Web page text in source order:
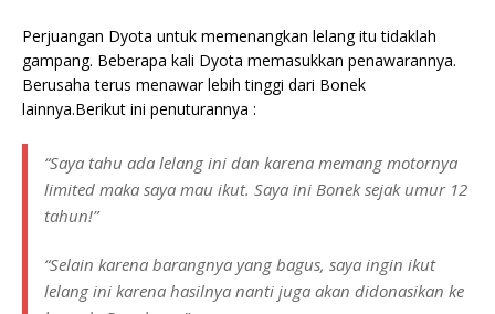
Perjuangan Dyota untuk memenangkan lelang itu tidaklah
gampang. Beberapa kali Dyota memasukkan penawarannya.
Berusaha terus menawar lebih tinggi dari Bonek
lainnya.Berikut ini penuturannya :
“Saya tahu ada lelang ini dan karena memang motornya
limited maka saya mau ikut. Saya ini Bonek sejak umur 12
tahun!”
“Selain karena barangnya yang bagus, saya ingin ikut
lelang ini karena hasilnya nanti juga akan didonasikan ke